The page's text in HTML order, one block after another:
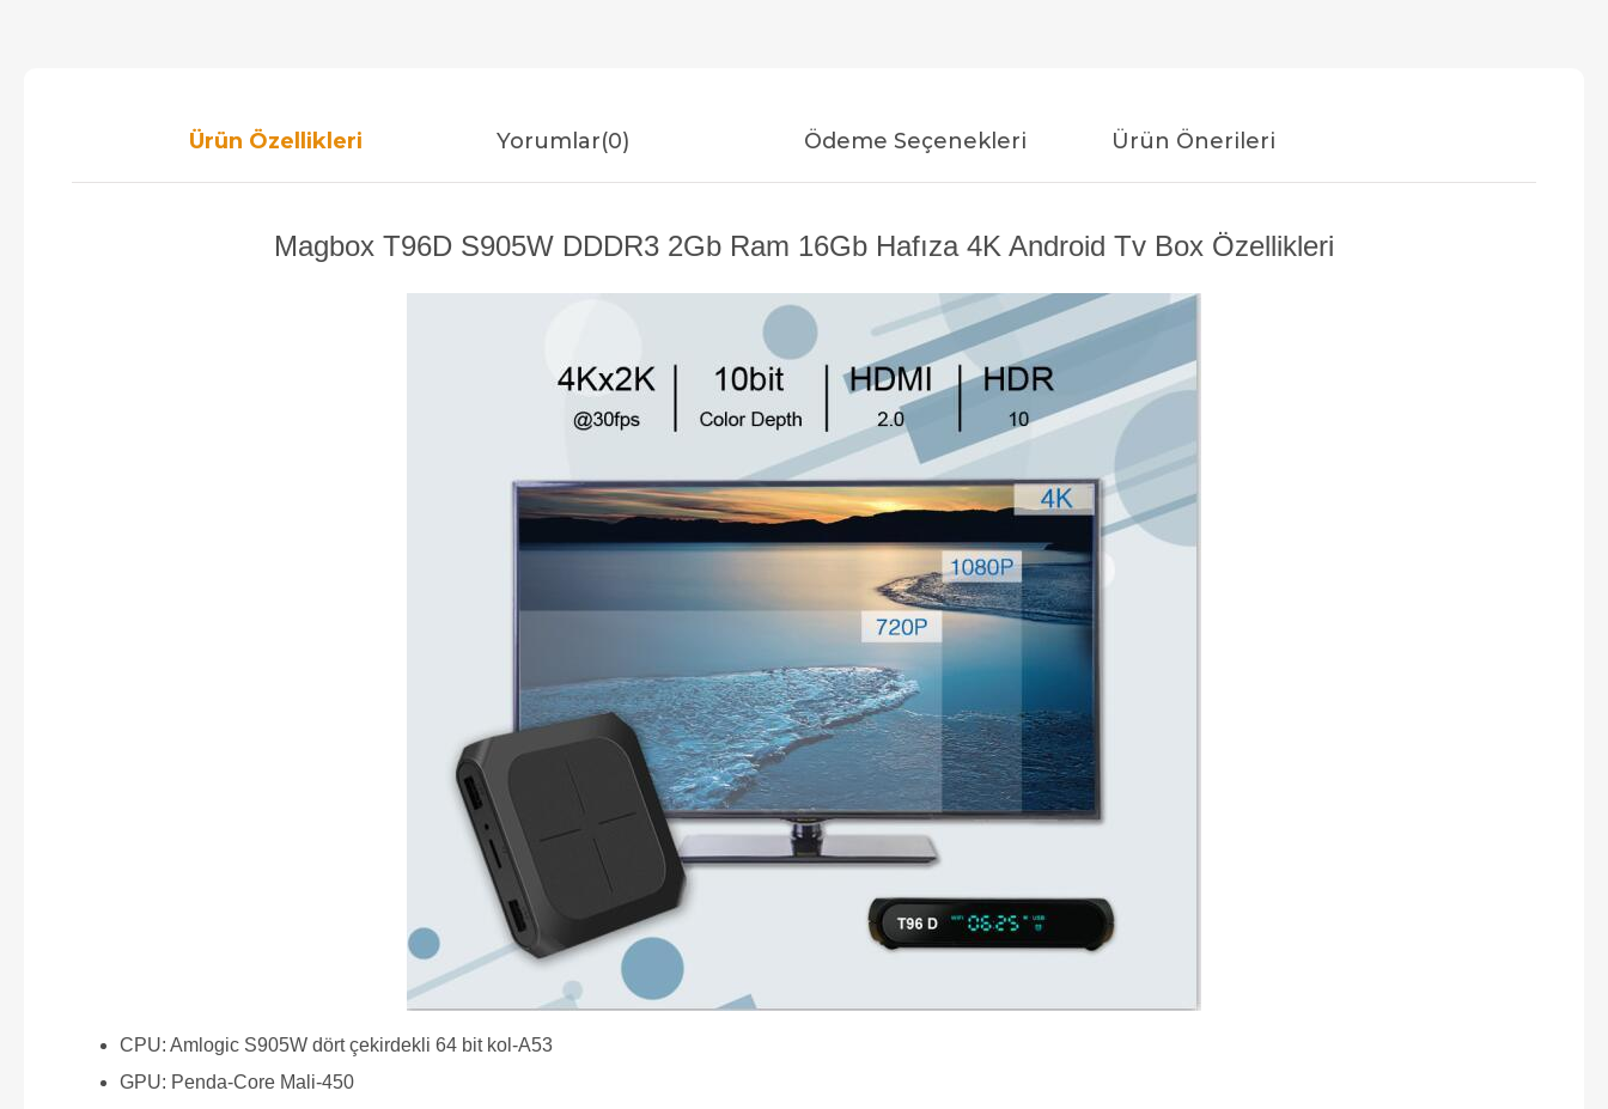
Ürün Özellikleri Yorumlar(0) Ödeme Seçenekleri Ürün Önerileri
Magbox T96D S905W DDDR3 2Gb Ram 16Gb Hafıza 4K Android Tv Box Özellikleri
CPU: Amlogic S905W dört çekirdekli 64 bit kol-A53
GPU: Penda-Core Mali-450